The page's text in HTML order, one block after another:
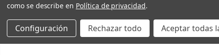
como se describe en Política de privacidad.
Configuración Rechazar todo Aceptar todas